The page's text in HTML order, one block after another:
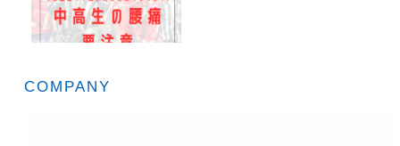
COMPANY